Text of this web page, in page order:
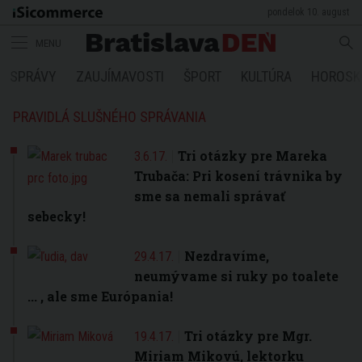
PRAVIDLÁ SLUŠNÉHO SPRÁVANIA
3.6.17.
Tri otázky pre Mareka
Trubača: Pri kosení trávnika by
sme sa nemali správať
sebecky!
29.4.17.
Nezdravíme,
neumývame si ruky po toalete
... , ale sme Európania!
19.4.17.
Tri otázky pre Mgr.
Miriam Mikovú, lektorku